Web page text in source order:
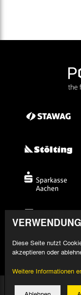
© 2026
Diese Seite nutzt
akzeptieren oder
Weitere Informationen